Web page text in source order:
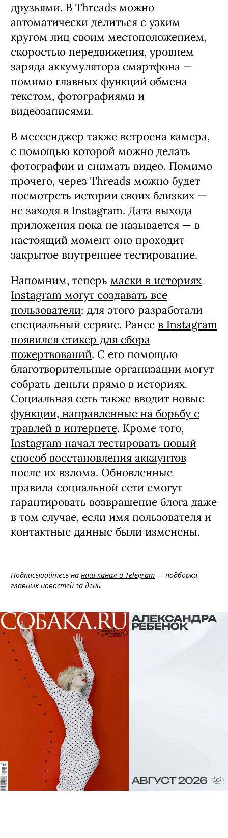
друзьями. В Threads можно
автоматически делиться с узким
кругом лиц своим местоположением,
скоростью передвижения, уровнем
заряда аккумулятора смартфона —
помимо главных функций обмена
текстом, фотографиями и
видеозаписями.
В мессенджер также встроена камера,
с помощью которой можно делать
фотографии и снимать видео. Помимо
прочего, через Threads можно будет
посмотреть истории своих близких —
не заходя в Instagram. Дата выхода
приложения пока не называется — в
настоящий момент оно проходит
закрытое внутреннее тестирование.
Напомним, теперь маски в историях
Instagram могут создавать все
пользователи: для этого разработали
специальный сервис. Ранее в Instagram
появился стикер для сбора
пожертвований. С его помощью
благотворительные организации могут
собрать деньги прямо в историях.
Социальная сеть также вводит новые
функции, направленные на борьбу с
травлей в интернете. Кроме того,
Instagram начал тестировать новый
способ восстановления аккаунтов
после их взлома. Обновленные
правила социальной сети смогут
гарантировать возвращение блога даже
в том случае, если имя пользователя и
контактные данные были изменены.
Подписывайтесь на наш канал в Telegram — подборка
главных новостей за день.